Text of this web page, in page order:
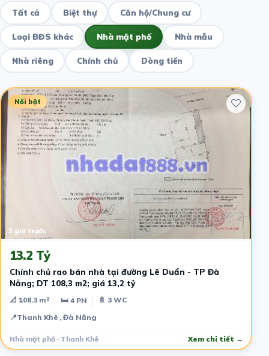
Tất cả Biệt thự Căn hộ/Chung cư
Loại BĐS khác Nhà mặt phố Nhà mẫu
Nhà riêng Chính chủ Dòng tiền
Nổi bật
3 giờ trước
13.2 Tỷ
Chính chủ rao bán nhà tại đường Lê Duẩn - TP Đà
Nẵng; DT 108,3 m2; giá 13,2 tỷ
📐 108.3 m² 🛏 4 PN
🚿 3 WC
📍Thanh Khê , Đà Nẵng
Nhà mặt phố · Thanh Khê Xem chi tiết →